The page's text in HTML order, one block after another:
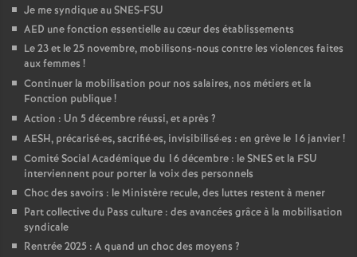
l
é
a
n
s
Je me syndique au SNES-FSU
AED une fonction essentielle au cœur des établissements
Le 23 et le 25 novembre, mobilisons-nous contre les violences faites
aux femmes !
Continuer la mobilisation pour nos salaires, nos métiers et la
Fonction publique!
Action : Un 5 décembre réussi, et après ?
AESH, précarisé·es, sacrifié·es, invisibilisé·es : en grève le 16 janvier!
Comité Social Académique du 16 décembre : le SNES et la FSU
interviennent pour porter la voix des personnels
Choc des savoirs : le Ministère recule, des luttes restent à mener
Part collective du Pass culture : des avancées grâce à la mobilisation
syndicale
Rentrée 2025 : A quand un choc des moyens ?